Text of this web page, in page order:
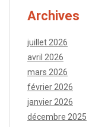
Archives
juillet 2026
avril 2026
mars 2026
février 2026
janvier 2026
décembre 2025